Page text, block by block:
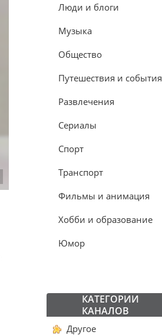
Люди и блоги
Музыка
Общество
Путешествия и события
Развлечения
Сериалы
Спорт
Транспорт
Фильмы и анимация
Хобби и образование
Юмор
КАТЕГОРИИ
КАНАЛОВ
Другое